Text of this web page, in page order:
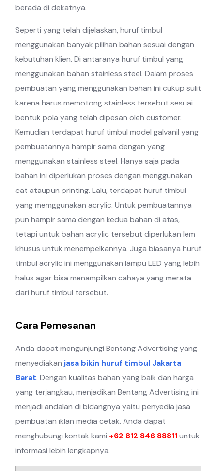
berada di dekatnya.
Seperti yang telah dijelaskan, huruf timbul
menggunakan banyak pilihan bahan sesuai dengan
kebutuhan klien. Di antaranya huruf timbul yang
menggunakan bahan stainless steel. Dalam proses
pembuatan yang menggunakan bahan ini cukup sulit
karena harus memotong stainless tersebut sesuai
bentuk pola yang telah dipesan oleh customer.
Kemudian terdapat huruf timbul model galvanil yang
pembuatannya hampir sama dengan yang
menggunakan stainless steel. Hanya saja pada
bahan ini diperlukan proses dengan menggunakan
cat ataupun printing. Lalu, terdapat huruf timbul
yang memggunakan acrylic. Untuk pembuatannya
pun hampir sama dengan kedua bahan di atas,
tetapi untuk bahan acrylic tersebut diperlukan lem
khusus untuk menempelkannya. Juga biasanya huruf
timbul acrylic ini menggunakan lampu LED yang lebih
halus agar bisa menampilkan cahaya yang merata
dari huruf timbul tersebut.
Cara Pemesanan
Anda dapat mengunjungi Bentang Advertising yang
menyediakan jasa bikin huruf timbul Jakarta
Barat. Dengan kualitas bahan yang baik dan harga
yang terjangkau, menjadikan Bentang Advertising ini
menjadi andalan di bidangnya yaitu penyedia jasa
pembuatan iklan media cetak. Anda dapat
menghubungi kontak kami +62 812 846 88811untuk
informasi lebih lengkapnya.